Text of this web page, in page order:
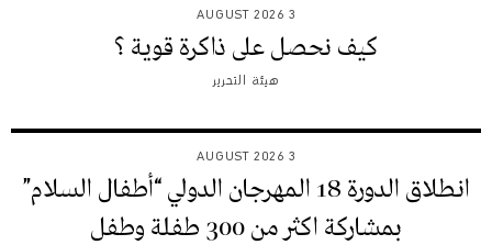
3 AUGUST 2026
كيف نحصل على ذاكرة قوية ؟
هيئة التحرير
3 AUGUST 2026
انطلاق الدورة 18 المهرجان الدولي “أطفال السلام”
بمشاركة اكثر من 300 طفلة وطفل